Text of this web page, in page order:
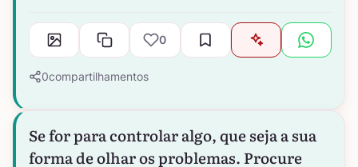
0
0compartilhamentos
Se for para controlar algo, que seja a sua
forma de olhar os problemas. Procure